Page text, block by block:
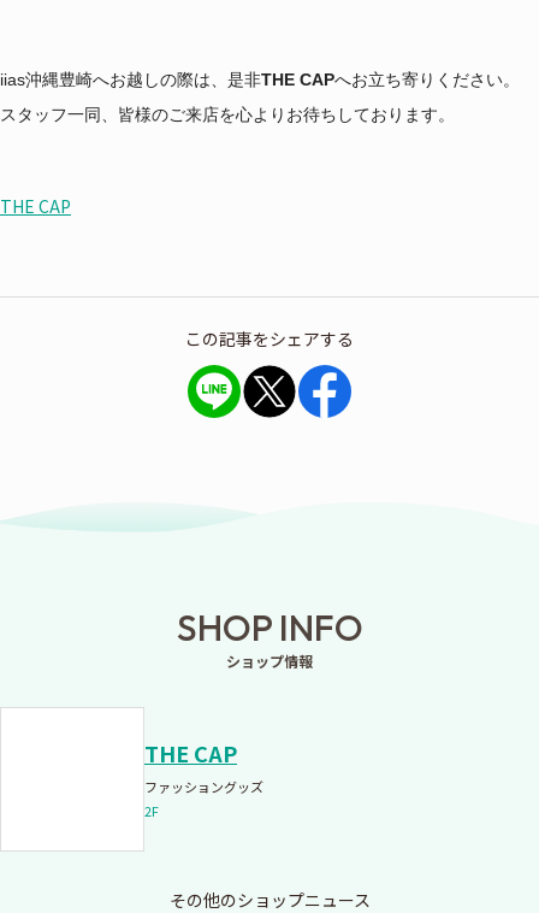
iias沖縄豊崎へお越しの際は、是非THE CAPへお立ち寄りください。
スタッフ一同、皆様のご来店を心よりお待ちしております。
THE CAP
この記事をシェアする
SHOP INFO
ショップ情報
THE CAP
ファッショングッズ
2F
その他のショップニュース